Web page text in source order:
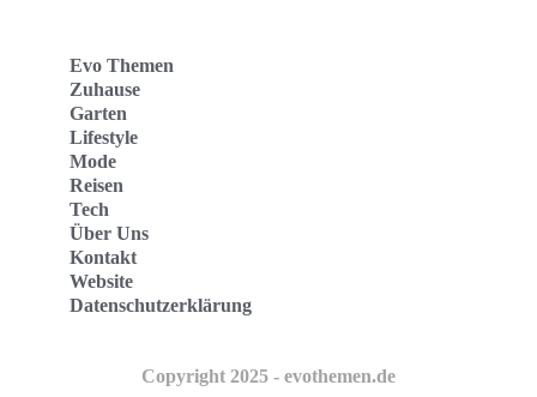
Evo Themen
Zuhause
Garten
Lifestyle
Mode
Reisen
Tech
Über Uns
Kontakt
Website
Datenschutzerklärung
Copyright 2025 - evothemen.de